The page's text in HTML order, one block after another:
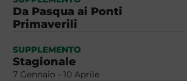
Da Pasqua ai Ponti
Primaverili
SUPPLEMENTO
Stagionale
7 Gennaio - 10 Aprile